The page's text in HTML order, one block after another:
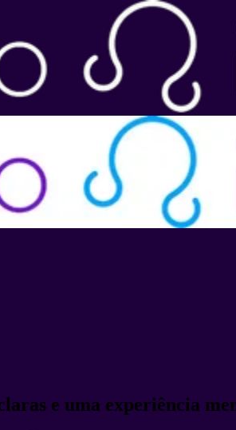
e uma experiência